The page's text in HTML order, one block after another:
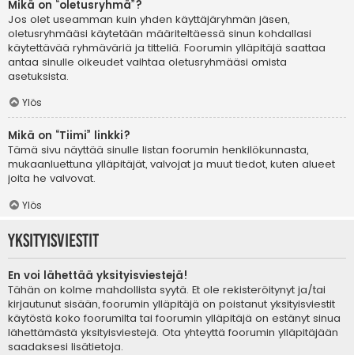
Mikä on “oletusryhmä”?
Jos olet useamman kuin yhden käyttäjäryhmän jäsen,
oletusryhmääsi käytetään määriteltäessä sinun kohdallasi
käytettävää ryhmäväriä ja titteliä. Foorumin ylläpitäjä saattaa
antaa sinulle oikeudet vaihtaa oletusryhmääsi omista
asetuksista.
Ylös
Mikä on “Tiimi” linkki?
Tämä sivu näyttää sinulle listan foorumin henkilökunnasta,
mukaanluettuna ylläpitäjät, valvojat ja muut tiedot, kuten alueet
joita he valvovat.
Ylös
Yksityisviestit
En voi lähettää yksityisviestejä!
Tähän on kolme mahdollista syytä. Et ole rekisteröitynyt ja/tai
kirjautunut sisään, foorumin ylläpitäjä on poistanut yksityisviestit
käytöstä koko foorumilta tai foorumin ylläpitäjä on estänyt sinua
lähettämästä yksityisviestejä. Ota yhteyttä foorumin ylläpitäjään
saadaksesi lisätietoja.